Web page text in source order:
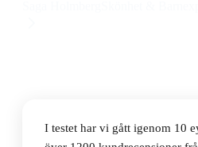
I testet har vi gått igenom 10